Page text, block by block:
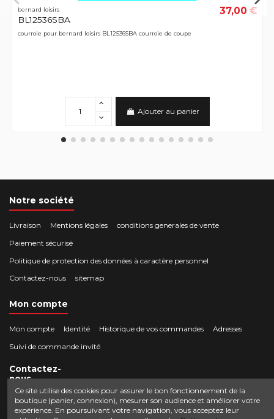
bernard loisirs
BL12536SBA
37,00 €
courroie pour bernard loisirs BL12536SBA courroie de coupe
Ajouter au panier
Notre société
Livraison Mentions légales
conditions generales de vente
Paiement sécurisé
Politique de protection des données à caractère personnel
Contactez-nous
sitemap
Mon compte
Mon compte Identité Historique de vos commandes
Adresses
Suivi de commande invité
Contactez-
nous
Crocbois-motoculture.com
50 route de Villefort 48800 Pied-de-Borne
0624436257
Ce site utilise des cookies pour assurer le bon fonctionnement de la
boutique (panier, connexion), mesurer son audience et améliorer votre
expérience. En poursuivant votre navigation, vous acceptez leur